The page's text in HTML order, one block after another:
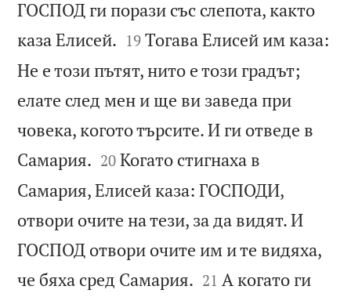
ГОСПОД ги порази със слепота, както
каза Елисей. 

19 Тогава Елисей им каза:
Не е този пътят, нито е този градът;
елате след мен и ще ви заведа при
човека, когото търсите. И ги отведе в
Самария. 

20 Когато стигнаха в
Самария, Елисей каза: ГОСПОДИ,
отвори очите на тези, за да видят. И
ГОСПОД отвори очите им и те видяха,
че бяха сред Самария. 

21 А когато ги